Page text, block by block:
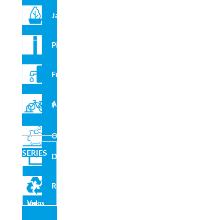
Jardineras
Pilonas
Fuentes
Aparcabicis y VMP
Outlet
SERIES Domo
Reciclado
Ver todos